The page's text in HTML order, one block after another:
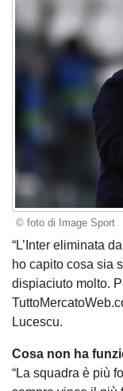
© foto di Image Sport
“L’Inter eliminata
ho capito cosa sia
dispiaciuto molto.
Lucescu.
Cosa non ha
“La squadra è più